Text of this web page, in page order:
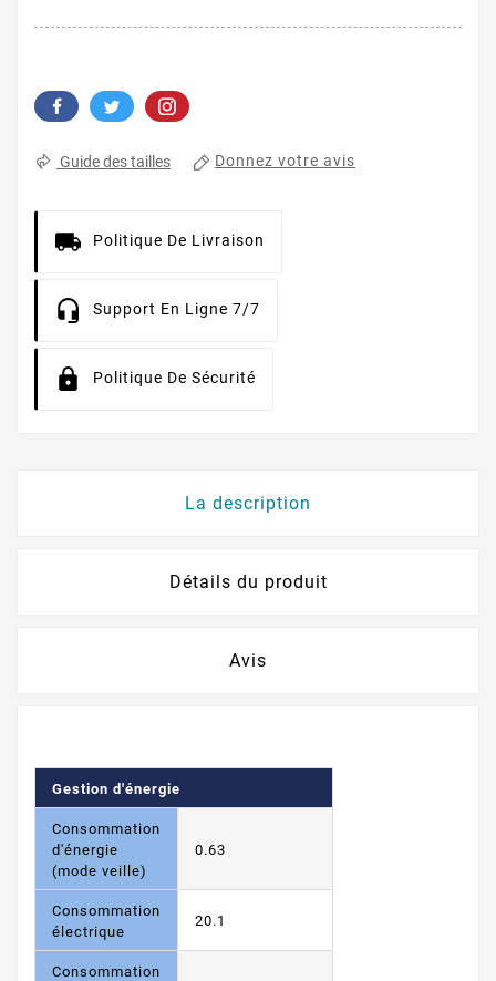
Guide des tailles Donnez votre avis
Politique De Livraison
Support En Ligne 7/7
Politique De Sécurité
La description
Détails du produit
Avis
Gestion d'énergie
Consommation
d'énergie
(mode veille)
0.63
Consommation
électrique
20.1
Consommation